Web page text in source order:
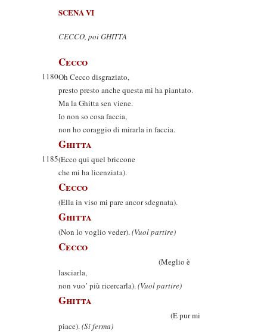
SCENA VI
CECCO, poi GHITTA
Cecco
1180Oh Cecco disgraziato,
presto presto anche questa mi ha piantato.
Ma la Ghitta sen viene.
Io non so cosa faccia,
non ho coraggio di mirarla in faccia.
Ghitta
1185(Ecco qui quel briccone
che mi ha licenziata).
Cecco
(Ella in viso mi pare ancor sdegnata).
Ghitta
(Non lo voglio veder).(Vuol partire)
Cecco
(Meglio è
lasciarla,
non vuo’ più ricercarla).(Vuol partire)
Ghitta
(E pur mi
piace).(Si ferma)